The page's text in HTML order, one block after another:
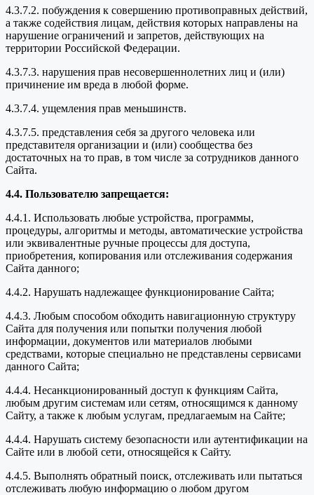
4.3.7.2. побуждения к совершению противоправных действий,
а также содействия лицам, действия которых направлены на
нарушение ограничений и запретов, действующих на
территории Российской Федерации.
4.3.7.3. нарушения прав несовершеннолетних лиц и (или)
причинение им вреда в любой форме.
4.3.7.4. ущемления прав меньшинств.
4.3.7.5. представления себя за другого человека или
представителя организации и (или) сообщества без
достаточных на то прав, в том числе за сотрудников данного
Сайта.
4.4. Пользователю запрещается:
4.4.1. Использовать любые устройства, программы,
процедуры, алгоритмы и методы, автоматические устройства
или эквивалентные ручные процессы для доступа,
приобретения, копирования или отслеживания содержания
Сайта данного;
4.4.2. Нарушать надлежащее функционирование Сайта;
4.4.3. Любым способом обходить навигационную структуру
Сайта для получения или попытки получения любой
информации, документов или материалов любыми
средствами, которые специально не представлены сервисами
данного Сайта;
4.4.4. Несанкционированный доступ к функциям Сайта,
любым другим системам или сетям, относящимся к данному
Сайту, а также к любым услугам, предлагаемым на Сайте;
4.4.4. Нарушать систему безопасности или аутентификации на
Сайте или в любой сети, относящейся к Сайту.
4.4.5. Выполнять обратный поиск, отслеживать или пытаться
отслеживать любую информацию о любом другом